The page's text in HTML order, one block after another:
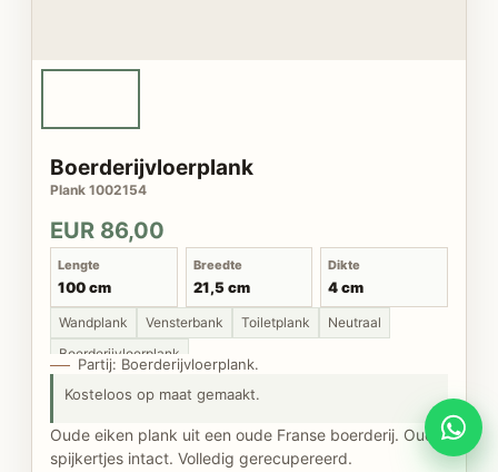
Boerderijvloerplank
Plank 1002154
EUR 86,00
Lengte
100 cm
Breedte
21,5 cm
Dikte
4 cm
Wandplank Vensterbank Toiletplank
Neutraal
Boerderijvloerplank
Partij: Boerderijvloerplank.
Kosteloos op maat gemaakt.
Oude eiken plank uit een oude Franse boerderij. Oude
spijkertjes intact. Volledig gerecupereerd.